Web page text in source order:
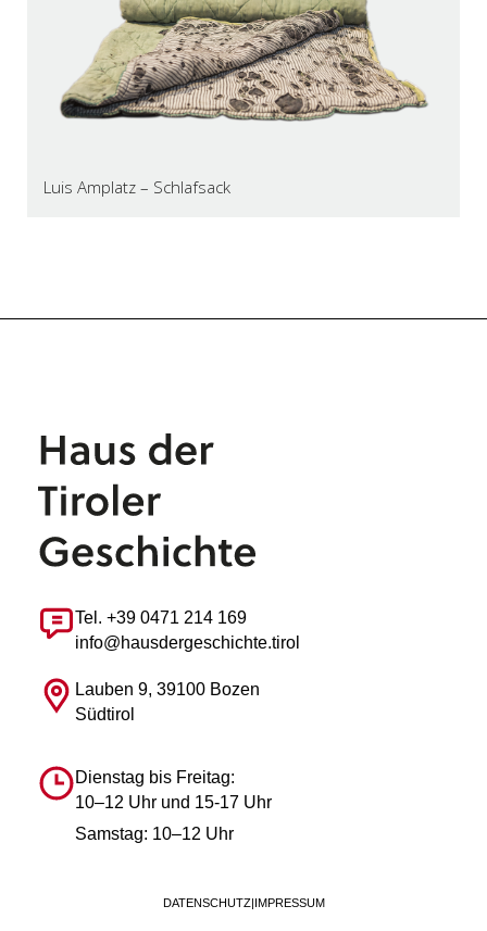
Luis Amplatz – Schlafsack
Tel. +39 0471 214 169
info@hausdergeschichte.tirol
Lauben 9, 39100 Bozen
Südtirol
Dienstag bis Freitag:
10–12 Uhr und 15-17 Uhr
Samstag: 10–12 Uhr
DATENSCHUTZ|IMPRESSUM